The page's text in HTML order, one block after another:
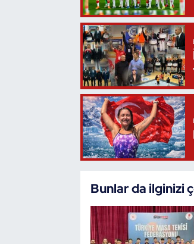
Bunlar da ilginizi
Vücut Geliştirme Fitness
Wushu Kungfu